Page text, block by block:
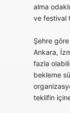
alma
ve festival
Şehre
Ankara,
fazla
bekleme
teklifin